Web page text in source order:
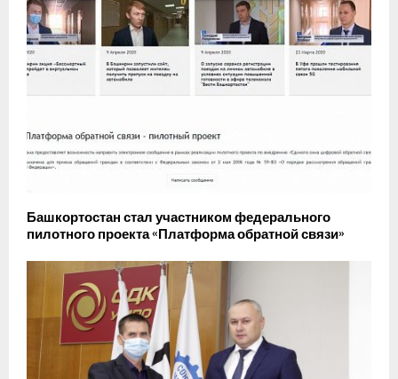
Башкортостан стал участником федерального
пилотного проекта «Платформа обратной связи»